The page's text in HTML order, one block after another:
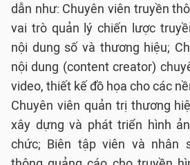
dẫn như: Chuyên viên truyền
vai trò quản lý chiến lược
nội dung số và thương hiệu;
nội dung (content creator)
video, thiết kế đồ họa cho các
Chuyên viên quản trị thương
xây dựng và phát triển hình
chức; Biên tập viên và nhân